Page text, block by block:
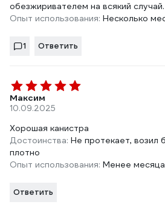
обезжиривателем на всякий случай.
Опыт использования: Несколько
1 Ответить
Максим
10.09.2025
Хорошая канистра
Достоинства: Не протекает, возил
плотно
Опыт использования: Менее месяца
Ответить